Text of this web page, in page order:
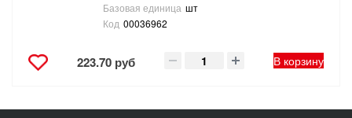
Базовая единица шт
Код 00036962
223.70 руб В корзину